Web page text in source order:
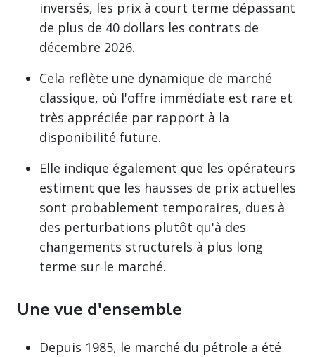
inversés, les prix à court terme dépassant
de plus de 40 dollars les contrats de
décembre 2026.
Cela reflète une dynamique de marché
classique, où l'offre immédiate est rare et
très appréciée par rapport à la
disponibilité future.
Elle indique également que les opérateurs
estiment que les hausses de prix actuelles
sont probablement temporaires, dues à
des perturbations plutôt qu'à des
changements structurels à plus long
terme sur le marché.
Une vue d'ensemble
Depuis 1985, le marché du pétrole a été